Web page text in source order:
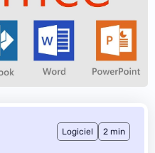
Logiciel 2 min